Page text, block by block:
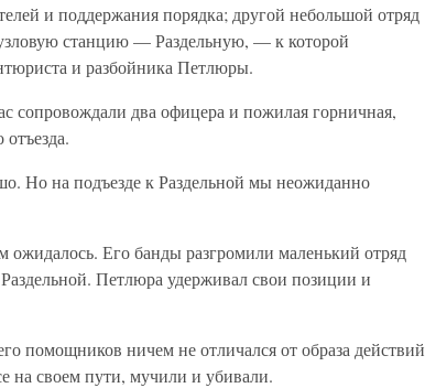
и поддержания порядка; другой небольшой отряд
станцию — Раздельную, — к которой
и разбойника Петлюры.
сопровождали два офицера и пожилая горничная,
Но на подъезде к Раздельной мы неожиданно
ожидалось. Его банды разгромили маленький отряд
Петлюра удерживал свои позиции и
помощников ничем не отличался от образа действий
на своем пути, мучили и убивали.